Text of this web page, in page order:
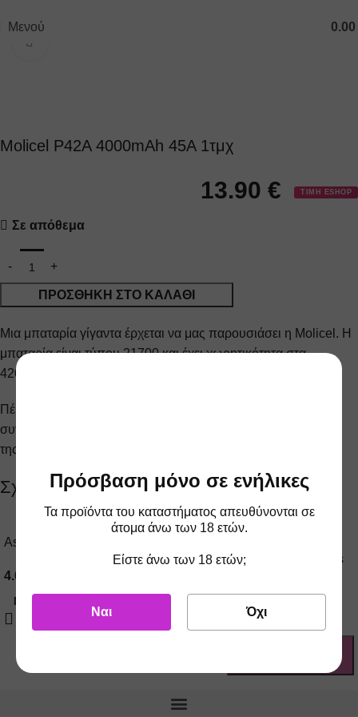
Πρόσβαση μόνο σε ενήλικες
Τα προϊόντα του καταστήματος απευθύνονται σε
άτομα άνω των 18 ετών.
Είστε άνω των 18 ετών;
Ναι Όχι
Μενού 0.00
Molicel P42A 4000mAh 45A 1τμχ
13.90 € ΤΙΜΗ ESHOP
Σε απόθεμα
ΠΡΟΣΘΉΚΗ ΣΤΟ ΚΑΛΆΘΙ
Μια μπαταρία γίγαντα έρχεται να μας παρουσιάσει η Molicel. Η
μπαταρία είναι τύπου 21700 και έχει χωρητικότητα στα
4200mAh κάτι που της δίνει εξαιρετικά μεγάλη αυτονομία.
Πέρα όμως από την μεγάλη αυτονομία της μπαταρίας η
συνεχής αποφόρτισης της μπορεί να φτάσει τα 45A κάτι που
της δίνει απλά την σκυτάλη της πρωτιάς στην κατηγορία της.
Σχετικά προϊόντα
Aspire Pockex Tubes Blue
4.00
Προσθήκη στο
Aspire Nautilus 3 D24 Glass
3.00€ ΤΙΜΗ ESHOP
ΠΡΟΣΘΉΚΗ ΣΤΟ ΚΑΛΆΘΙ